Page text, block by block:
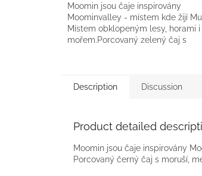
Moomin jsou čaje inspirovány
Moominvalley - místem kde žijí
Místem obklopeným lesy, horami i
mořem.Porcovaný zelený čaj s
Description Discussion
Product detailed
Moomin jsou čaje inspirovány
Porcovaný černý čaj s moruší,